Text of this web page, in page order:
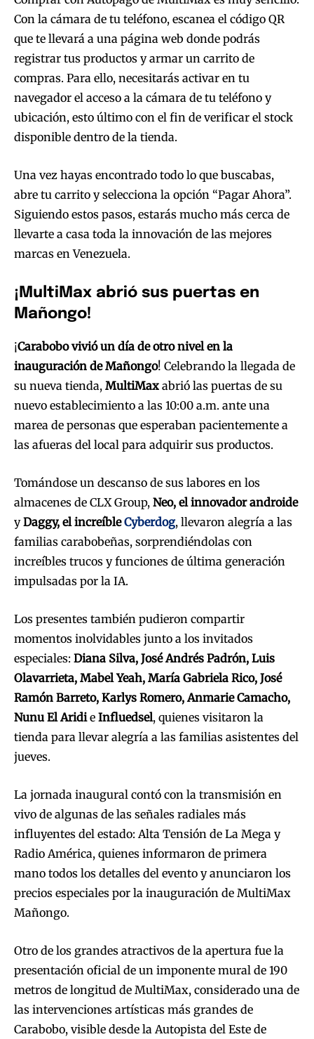
Con la cámara de tu teléfono, escanea el código QR
que te llevará a una página web donde podrás
registrar tus productos y armar un carrito de
compras. Para ello, necesitarás activar en tu
navegador el acceso a la cámara de tu teléfono y
ubicación, esto último con el fin de verificar el stock
disponible dentro de la tienda.
Una vez hayas encontrado todo lo que buscabas,
abre tu carrito y selecciona la opción “Pagar Ahora”.
Siguiendo estos pasos, estarás mucho más cerca de
llevarte a casa toda la innovación de las mejores
marcas en Venezuela.
¡MultiMax abrió sus puertas en
Mañongo!
¡Carabobo vivió un día de otro nivel en la
inauguración de Mañongo! Celebrando la llegada de
su nueva tienda, MultiMax abrió las puertas de su
nuevo establecimiento a las 10:00 a.m. ante una
marea de personas que esperaban pacientemente a
las afueras del local para adquirir sus productos.
Tomándose un descanso de sus labores en los
almacenes de CLX Group, Neo, el innovador androide
yDaggy, el increíbleCyberdog, llevaron alegría a las
familias carabobeñas, sorprendiéndolas con
increíbles trucos y funciones de última generación
impulsadas por la IA.
Los presentes también pudieron compartir
momentos inolvidables junto a los invitados
especiales: Diana Silva, José Andrés Padrón, Luis
Olavarrieta, Mabel Yeah, María Gabriela Rico, José
Ramón Barreto, Karlys Romero, Anmarie Camacho,
Nunu El Aridie Influedsel, quienes visitaron la
tienda para llevar alegría a las familias asistentes del
jueves.
La jornada inaugural contó con la transmisión en
vivo de algunas de las señales radiales más
influyentes del estado: Alta Tensión de La Mega y
Radio América, quienes informaron de primera
mano todos los detalles del evento y anunciaron los
precios especiales por la inauguración de MultiMax
Mañongo.
Otro de los grandes atractivos de la apertura fue la
presentación oficial de un imponente mural de 190
metros de longitud de MultiMax, considerado una de
las intervenciones artísticas más grandes de
Carabobo, visible desde la Autopista del Este de